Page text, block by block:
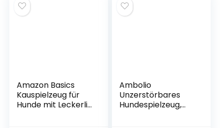
mittelgroße und
große Hunde
Amazon Basics
Kauspielzeug für
Hunde mit Leckerli-
Ambolio
Unzerstörbares
Hundespielzeug,